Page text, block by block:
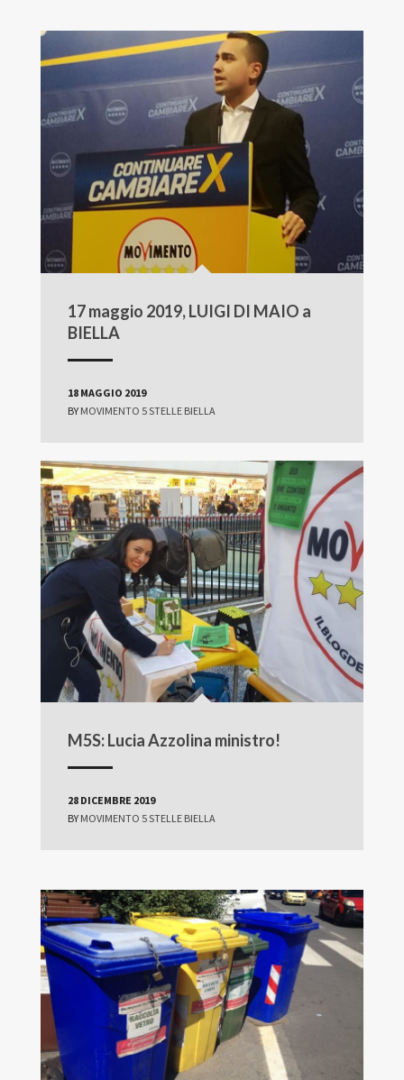
17 maggio 2019, LUIGI DI MAIO a
BIELLA
18 MAGGIO 2019
BY MOVIMENTO 5 STELLE BIELLA
M5S: Lucia Azzolina ministro!
28 DICEMBRE 2019
BY MOVIMENTO 5 STELLE BIELLA